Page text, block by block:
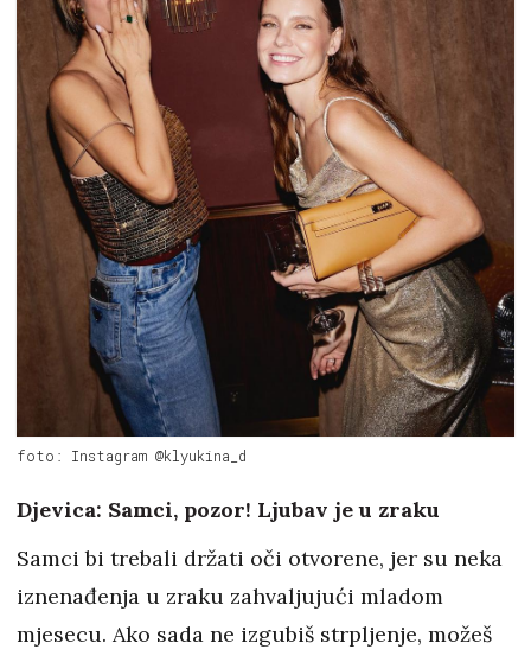
foto: Instagram @klyukina_d
Djevica: Samci, pozor! Ljubav je u zraku
Samci bi trebali držati oči otvorene, jer su neka
iznenađenja u zraku zahvaljujući mladom
mjesecu. Ako sada ne izgubiš strpljenje, možeš